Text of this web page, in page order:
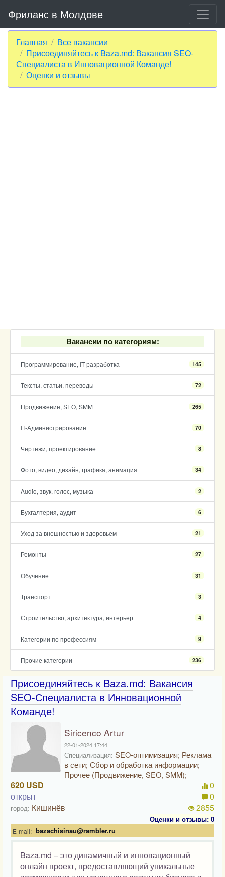
Фриланс в Молдове
Главная
Все вакансии
Присоединяйтесь к Baza.md: Вакансия SEO-
Специалиста в Инновационной Команде!
Оценки и отзывы
Вакансии по категориям:
Программирование, IT-разработка 145
Тексты, статьи, переводы 72
Продвижение, SEO, SMM 265
IT-Администрирование 70
Чертежи, проектирование 8
Фото, видео, дизайн, графика, анимация 34
Audio, звук, голос, музыка 2
Бухгалтерия, аудит 6
Уход за внешностью и здоровьем 21
Ремонты 27
Обучение 31
Транспорт 3
Строительство, архитектура, интерьер 4
Категории по профессиям 9
Прочие категории 236
Присоединяйтесь к Baza.md: Вакансия
SEO-Специалиста в Инновационной
Команде!
Siricenco Artur
22-01-2024 17:44
Специализация: SEO-оптимизация; Реклама
в сети; Сбор и обработка информации;
Прочее (Продвижение, SEO, SMM);
620 USD
открыт
город: Кишинёв
0
0
2855
Оценки и отзывы: 0
E-mail: bazachisinau@rambler.ru
Baza.md – это динамичный и инновационный
онлайн проект, предоставляющий уникальные